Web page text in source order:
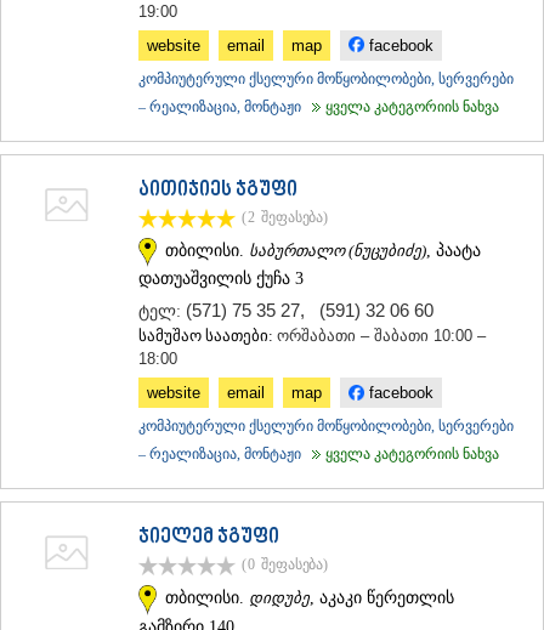
19:00
website
email map facebook
კომპიუტერული ქსელური მოწყობილობები, სერვერები
– რეალიზაცია, მონტაჟი
ყველა კატეგორიის ნახვა
აითიჯიეს ჯგუფი
(2 შეფასება)
თბილისი. საბურთალო (ნუცუბიძე) , პაატა
დათუაშვილის ქუჩა 3
ტელ: (571) 75 35 27, (591) 32 06 60
სამუშაო საათები: ორშაბათი – შაბათი 10:00 –
18:00
website
email map facebook
კომპიუტერული ქსელური მოწყობილობები, სერვერები
– რეალიზაცია, მონტაჟი
ყველა კატეგორიის ნახვა
ჯიელემ ჯგუფი
(0 შეფასება)
თბილისი. დიდუბე , აკაკი წერეთლის